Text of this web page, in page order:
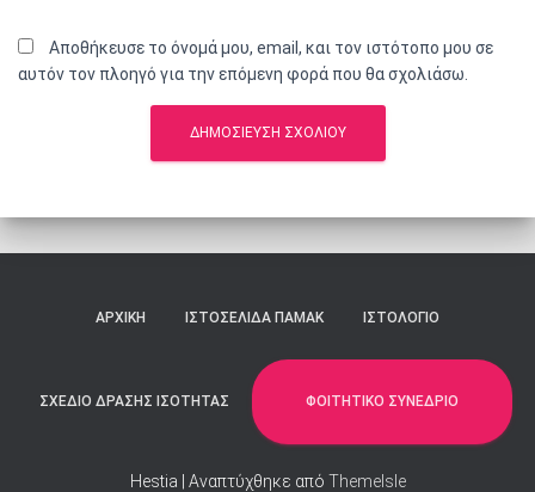
Αποθήκευσε το όνομά μου, email, και τον ιστότοπο μου σε
αυτόν τον πλοηγό για την επόμενη φορά που θα σχολιάσω.
ΑΡΧΙΚΉ ΙΣΤΟΣΕΛΙΔΑ ΠΑΜΑΚ ΙΣΤΟΛΌΓΙΟ
ΣΧΕΔΙΟ ΔΡΑΣΗΣ ΙΣΟΤΗΤΑΣ ΦΟΙΤΗΤΙΚΌ ΣΥΝΈΔΡΙΟ
Hestia | Αναπτύχθηκε από ThemeIsle